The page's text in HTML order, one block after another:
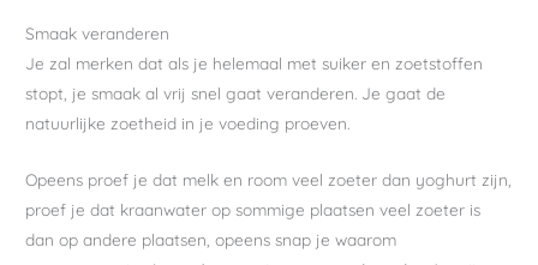
Smaak veranderen
Je zal merken dat als je helemaal met suiker en zoetstoffen
stopt, je smaak al vrij snel gaat veranderen. Je gaat de
natuurlijke zoetheid in je voeding proeven.
Opeens proef je dat melk en room veel zoeter dan yoghurt zijn,
proef je dat kraanwater op sommige plaatsen veel zoeter is
dan op andere plaatsen, opeens snap je waarom